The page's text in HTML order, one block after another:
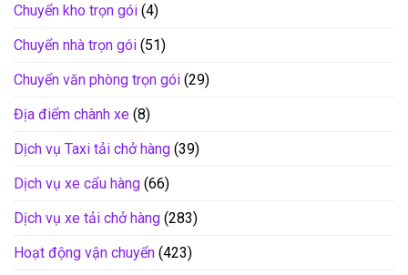
Chuyển kho trọn gói (4)
Chuyển nhà trọn gói (51)
Chuyển văn phòng trọn gói (29)
Địa điểm chành xe (8)
Dịch vụ Taxi tải chở hàng (39)
Dịch vụ xe cẩu hàng (66)
Dịch vụ xe tải chở hàng (283)
Hoạt động vận chuyển (423)